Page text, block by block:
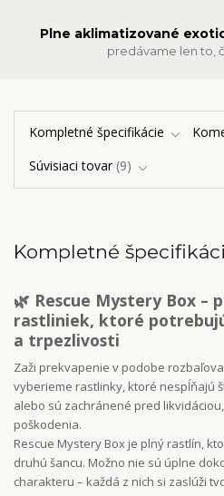
Plne aklimatizované
predávame len to,
Kompletné špecifikácie
Súvisiaci tovar 9
Kompletné
🌿 Rescue Mystery Box –
rastliniek, ktoré
a trpezlivosti
Zaži prekvapenie v podobe
vyberieme rastlinky, ktoré nespĺňajú
alebo sú zachránené pred
poškodenia.
Rescue Mystery Box je plný rastlín,
druhú šancu. Možno nie sú úplne
charakteru – každá z nich si zaslúži